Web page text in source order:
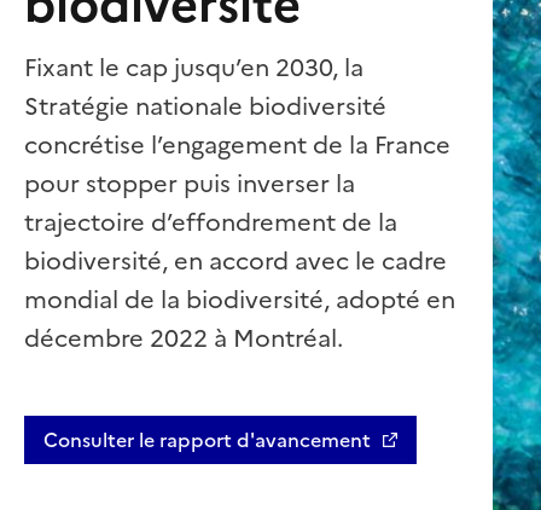
Fixant le cap jusqu’en 2030, la
Stratégie nationale biodiversité
concrétise l’engagement de la France
pour stopper puis inverser la
trajectoire d’effondrement de la
biodiversité, en accord avec le cadre
mondial de la biodiversité, adopté en
décembre 2022 à Montréal.
Consulter le rapport d'avancement